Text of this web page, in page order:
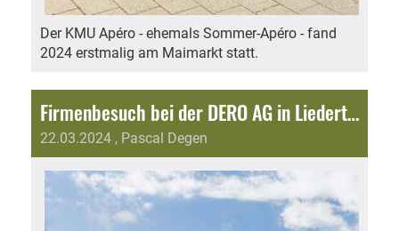
Der KMU Apéro - ehemals Sommer-Apéro - fand
2024 erstmalig am Maimarkt statt.
Firmenbesuch bei der DERO AG in Liedertswil
22.03.2024 , Pascal Degen